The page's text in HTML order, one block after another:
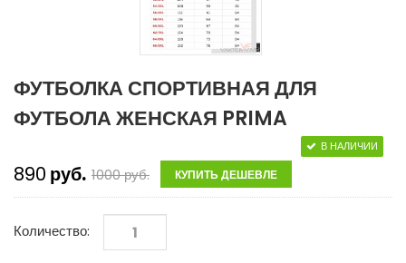
ФУТБОЛКА СПОРТИВНАЯ ДЛЯ
ФУТБОЛА ЖЕНСКАЯ PRIMA
890 руб. 1000руб. КУПИТЬ ДЕШЕВЛЕ
В НАЛИЧИИ
Количество: